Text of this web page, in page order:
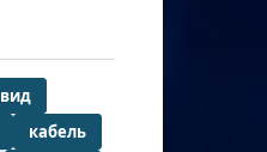
вид
кабель